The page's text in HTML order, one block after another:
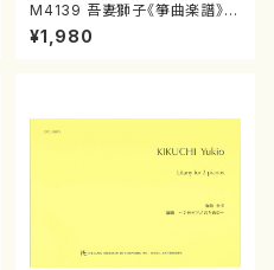
M4139 吾妻獅子《箏曲楽譜》
（箏/宮城道雄著・宮城宗家監修/
箏曲古典楽譜）
¥1,980